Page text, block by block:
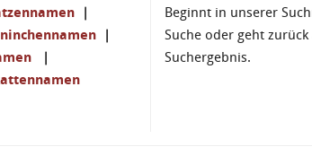
|
|
|
Beginnt in unserer
Suche oder geht zurück
Suchergebnis.